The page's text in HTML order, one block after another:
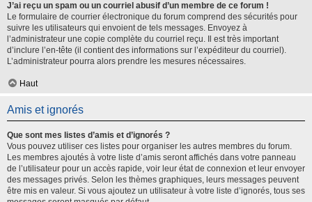
J’ai reçu un spam ou un courriel abusif d’un membre de ce forum !
Le formulaire de courrier électronique du forum comprend des sécurités pour
suivre les utilisateurs qui envoient de tels messages. Envoyez à
l’administrateur une copie complète du courriel reçu. Il est très important
d’inclure l’en-tête (il contient des informations sur l’expéditeur du courriel).
L’administrateur pourra alors prendre les mesures nécessaires.
Haut
Amis et ignorés
Que sont mes listes d’amis et d’ignorés ?
Vous pouvez utiliser ces listes pour organiser les autres membres du forum.
Les membres ajoutés à votre liste d’amis seront affichés dans votre panneau
de l’utilisateur pour un accès rapide, voir leur état de connexion et leur envoyer
des messages privés. Selon les thèmes graphiques, leurs messages peuvent
être mis en valeur. Si vous ajoutez un utilisateur à votre liste d’ignorés, tous ses